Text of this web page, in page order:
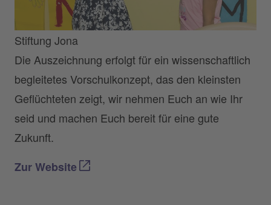
Stiftung Jona
Die Auszeichnung erfolgt für ein wissenschaftlich
begleitetes Vorschulkonzept, das den kleinsten
Geflüchteten zeigt, wir nehmen Euch an wie Ihr
seid und machen Euch bereit für eine gute
Zukunft.
Zur Website